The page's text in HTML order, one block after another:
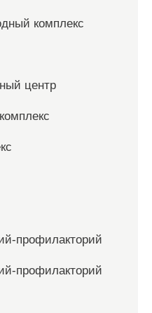
комплекс
центр
профилакторий
профилакторий